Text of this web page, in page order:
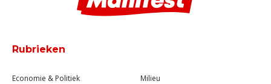
Rubrieken
Economie & Politiek
Milieu